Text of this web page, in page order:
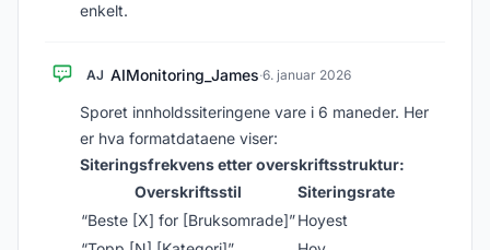
enkelt.
AJ AIMonitoring_James·6. januar 2026
Sporet innholdssiteringene vare i 6 maneder. Her
er hva formatdataene viser:
Siteringsfrekvens etter overskriftsstruktur:
Overskriftsstil
Siteringsrate
“Beste [X] for [Bruksomrade]”Hoyest